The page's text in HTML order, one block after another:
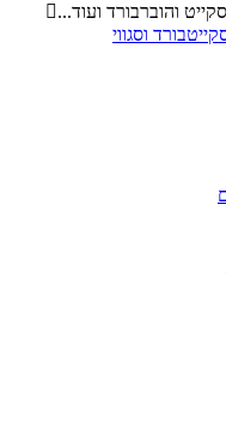
והוברבורד ועוד...
וסגווי